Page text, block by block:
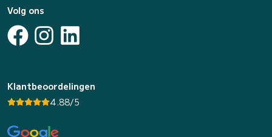
Volg ons
Klantbeoordelingen
4.88/5